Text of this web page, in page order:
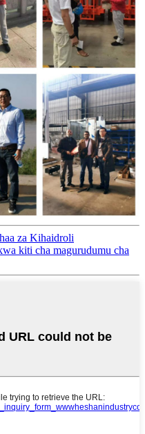
za Kihaidroli
kiti cha magurudumu cha